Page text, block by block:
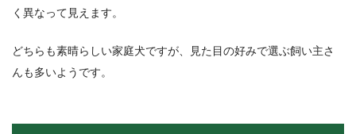
く異なって見えます。
どちらも素晴らしい家庭犬ですが、見た目の好みで選ぶ飼い主さ
んも多いようです。